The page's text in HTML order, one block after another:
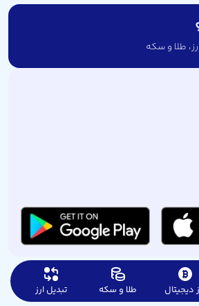
دیجیتال طلا و سکه تبدیل ارز
طلا و سکه